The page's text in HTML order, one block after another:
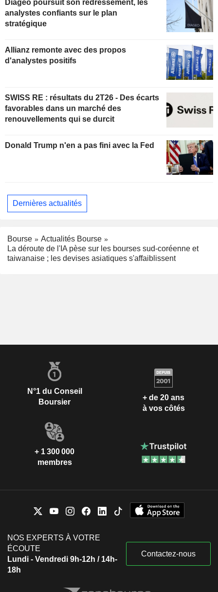
Diageo poursuit son redressement, les
analystes confiants sur le plan
stratégique
Allianz remonte avec des propos
d'analystes positifs
SWISS RE : résultats du 2T26 - Des écarts
favorables dans un marché des
renouvellements qui se durcit
Donald Trump n'en a pas fini avec la Fed
Dernières actualités
Bourse
Actualités Bourse
La déroute de l'IA pèse sur les bourses sud-coréenne et
taiwanaise ; les devises asiatiques s'affaiblissent
N°1 du Conseil
Boursier
+ de 20 ans
à vos côtés
+ 1 300 000
membres
NOS EXPERTS À VOTRE
ÉCOUTE
Lundi - Vendredi 9h-12h / 14h-
18h
Contactez-nous